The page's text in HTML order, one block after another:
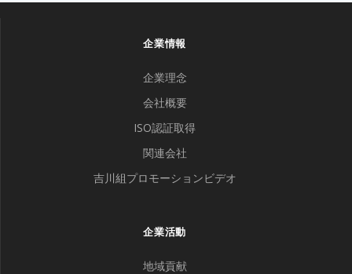
企業情報
企業理念
会社概要
ISO認証取得
関連会社
吉川組プロモーションビデオ
企業活動
地域貢献